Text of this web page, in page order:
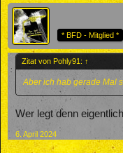
* BFD - Mitglied *
Zitat von Pohly91: ↑
Aber ich hab gerade Mal
Wer legt denn
6. April 2024